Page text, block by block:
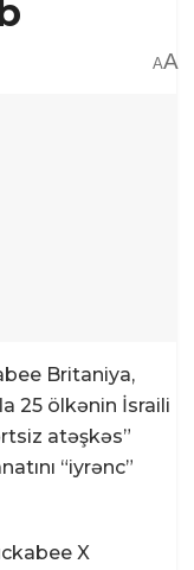
AA
Britaniya,
25 ölkənin İsraili
atəşkəs”
“iyrənc”
X